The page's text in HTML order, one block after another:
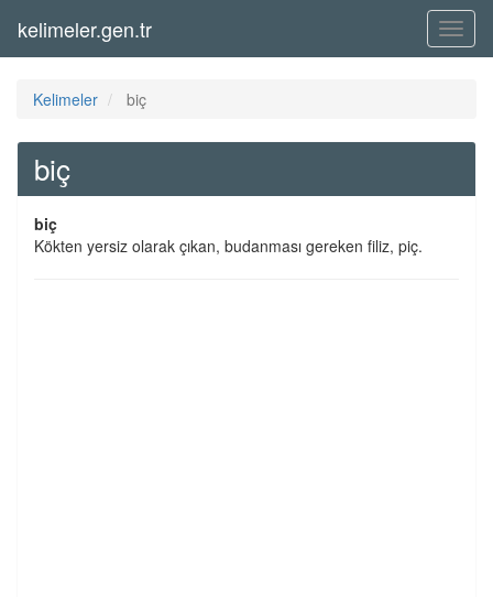
Menü
kelimeler.gen.tr
Kelimeler biç
biç
biç
Kökten yersiz olarak çıkan, budanması gereken filiz, piç.